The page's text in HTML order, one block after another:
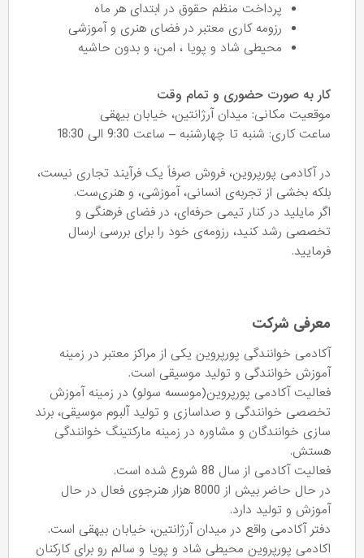
پرداخت منظم حقوق در ابتدای هر ماه
رزومه کاری معتبر در فضای هنری و آموزشی
محیطی شاد و پویا ، امن، و بدون حاشیه
کار به صورت حضوری و تمام وقت
موقعیت مکانی: میدان آرژانتین، خیابان بیهقی
ساعت کاری: شنبه تا چهارشنبه – ساعت 9:30 الی 18:30
در آکادمی پورپروین، فروش صرفاً یک فرآیند تجاری نیست،
بلکه بخشی از تجربه‌ی انسانی، آموزشی، و هنری‌ست.
اگر مایلید در کنار تیمی حرفه‌ای، در فضای فرهنگی و
تخصصی رشد کنید، رزومه‌ی خود را برای بررسی ارسال
فرمایید.
معرفی شرکت
آکادمی خوانندگی پورپروین یکی از مراکز معتبر در زمینه
آموزش خوانندگی و تولید موسیقی است.
فعالیت آکادمی پورپروین(موسسه سولو) در زمینه آموزش
تخصصی خوانندگی و صداسازی و تولید آلبوم موسیقی، برند
سازی خوانندگان و مشاوره در زمینه مارکتینگ خوانندگی
هستش.
فعالیت آکادمی از سال 88 شروع شده است.
در حال حاضر بیش از 8000 هزار هنرجوی فعال در حال
آموزش و تولید دارد.
دفتر آکادمی واقع در میدان آرژانتین، خیابان بیهقی است.
اکادمی پورپروین محیطی شاد و پویا و سالم رو برای کارکنان